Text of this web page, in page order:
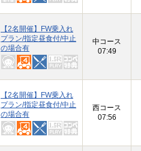
【2名開催】FW乗入れ
プラン/指定昼食付/中止
の場合有
中コース
07:49
【2名開催】FW乗入れ
プラン/指定昼食付/中止
の場合有
西コース
07:56